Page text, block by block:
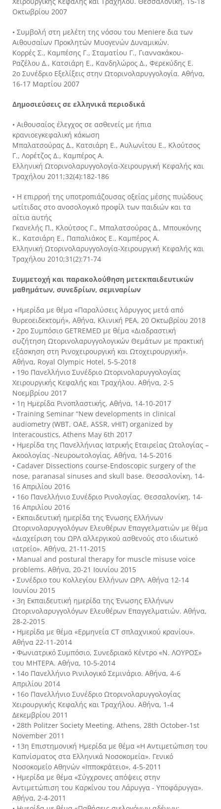
Οκτωβρίου 2007
• Συμβολή στη μελέτη της νόσου του Meniere δια των
Αιθουσαίων Προκλητών Μυογενών Δυναμικών.
Κορρές Σ., Καμπέσης Γ., Σταματίου Γ., Γιαννακάκου-
Ραζέλου Δ., Κατσιάρη Ε., Κανδηλώρος Δ., Φερεκύδης Ε.
2ο Συνέδριο Εξελίξεις στην Ωτορινολαρυγγολογία. Αθήνα,
16-17 Μαρτίου 2007
Δημοσιεύσεις σε ελληνικά περιοδικά
• Αιθουσαίος έλεγχος σε ασθενείς με ήπια
κρανιοεγκεφαλική κάκωση
Μπαλατσούρας Δ., Κατσιάρη Ε., Αυλωνίτου Ε., Κλούτσος
Γ., Λορέτζος Δ., Καμπέρος Α.
Ελληνική Ωτορινολαρυγγολογία-Χειρουργική Κεφαλής και
Τραχήλου 2011;32(4):182-186
• Η επιρροή της υποτροπιάζουσας οξείας μέσης πυώδους
ωτίτιδας στο ανοσολογικό προφίλ των παιδιών και τα
αίτια αυτής
Γκανελής Π., Κλούτσος Γ., Μπαλατσούρας Δ., Μπουκόνης
Κ., Κατσιάρη Ε., Παπαλιάκος Ε., Καμπέρος Α.
Ελληνική Ωτορινολαρυγγολογία-Χειρουργική Κεφαλής και
Τραχήλου 2010;31(2):71-74
Συμμετοχή και παρακολούθηση μετεκπαιδευτικών
μαθημάτων, συνεδρίων, σεμιναρίων
• Ημερίδα με θέμα «Παραλύσεις λάρυγγος μετά από
θυρεοειδεκτομή», Αθήνα, Κλινική ΡΕΑ, 20 Οκτωβρίου 2018
• 2ρο Συμπόσιο GETREMED με θέμα «Διαδραστική
συζήτηση Ωτορινολαρυγγολογικών Θεμάτων με πρακτική
εξάσκηση στη Ρινοχειρουργική και Ωτοχειρουργική».
Αθήνα, Royal Olympic Hotel, 5-5-2018
• 19ο Πανελλήνιο Συνέδριο Ωτορινολαρυγγολογίας
Χειρουργικής Κεφαλής και Τραχήλου. Αθήνα, 2-5
Νοεμβρίου 2017
• 1η Ημερίδα Ρινοπλαστικής, Αθήνα, 14-10-2017
• Training Seminar “New developments in clinical
audiometry (WBT, OAE, ASSR, vHIT) organized by
Interacoustics, Athens May 6th 2017
• Ημερίδα της Πανελλήνιας Ιατρικής Εταιρείας Ωτολογίας –
Ακοολογίας -Νευροωτολογίας, Αθήνα, 14-5-2016
• Cadaver Dissections course-Endoscopic surgery of the
nose, paranasal sinuses and skull base. Θεσσαλονίκη, 14-
16 Απριλίου 2016
• 16ο Πανελλήνιο Συνέδριο Ρινολογίας. Θεσσαλονίκη, 14-
16 Απριλίου 2016
• Εκπαιδευτική ημερίδα της Ένωσης Ελλήνων
Ωτορινολαρυγγολόγων Ελευθέρων Επαγγελματιών με θέμα
«Διαχείριση του ΩΡΛ αλλεργικού ασθενούς στο ιδιωτικό
ιατρείο». Αθήνα, 21-11-2015
• Manual and postural therapy for muscle misuse voice
problems. Αθήνα, 20-21 Ιουνίου 2015
• Συνέδριο του Κολλεγίου Ελλήνων ΩΡΛ. Αθήνα 12-14
Ιουνίου 2015
• 3η Εκπαιδευτική ημερίδα της Ένωσης Ελλήνων
Ωτορινολαρυγγολόγων Ελευθέρων Επαγγελματιών. Αθήνα,
28-2-2015
• Ημερίδα με θέμα «Ερμηνεία CT σπλαχνικού κρανίου».
Αθήνα 22-11-2014
• Φωνιατρικό Συμπόσιο, Συνεδριακό Κέντρο «Ν. ΛΟΥΡΟΣ»
του ΜΗΤΕΡΑ. Αθήνα, 10-5-2014
• 14ο Πανελλήνιο Ρινιλογικό Σεμινάριο. Αθήνα, 4-6
Απριλίου 2014
• 16ο Πανελλήνιο Συνέδριο Ωτορινολαρυγγολογίας
Χειρουργικής Κεφαλής και Τραχήλου. Αθήνα, 1-4
Δεκεμβρίου 2011
• 28th Politzer Society Meeting. Athens, 28th October-1st
November 2011
• 13η Επιστημονική Ημερίδα με θέμα «Η Αντιμετώπιση του
Καπνίσματος στα Ελληνικά Νοσοκομεία». Γενικό
Νοσοκομείο Αθηνών «Ιπποκράτειο», 4-5-2011
• Ημερίδα με θέμα «Σύγχρονες απόψεις στην
Αντιμετώπιση του Καρκίνου του Λάρυγγα - Υποφάρυγγα».
Αθήνα, 2-4-2011